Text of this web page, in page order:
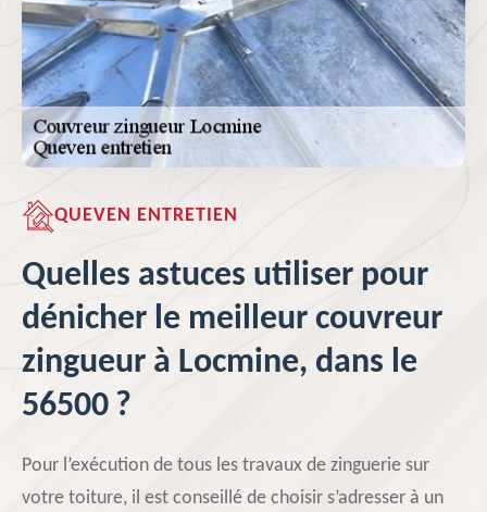
QUEVEN ENTRETIEN
Quelles astuces utiliser pour
dénicher le meilleur couvreur
zingueur à Locmine, dans le
56500 ?
Pour l’exécution de tous les travaux de zinguerie sur
votre toiture, il est conseillé de choisir s’adresser à un